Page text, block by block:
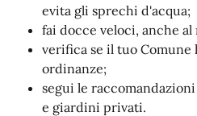
evita gli sprechi d'acqua;
fai docce veloci, anche al
verifica se il tuo Comune
ordinanze;
segui le
e giardini privati.